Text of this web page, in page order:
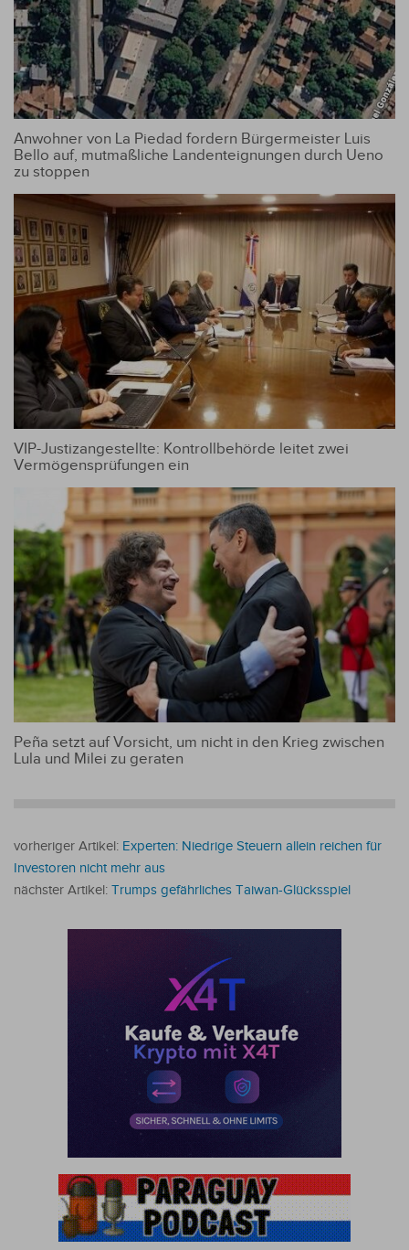
Anwohner von La Piedad fordern Bürgermeister Luis
Bello auf, mutmaßliche Landenteignungen durch Ueno
zu stoppen
VIP-Justizangestellte: Kontrollbehörde leitet zwei
Vermögensprüfungen ein
Peña setzt auf Vorsicht, um nicht in den Krieg zwischen
Lula und Milei zu geraten
vorheriger Artikel: Experten: Niedrige Steuern allein reichen für
Investoren nicht mehr aus
nächster Artikel: Trumps gefährliches Taiwan-Glücksspiel